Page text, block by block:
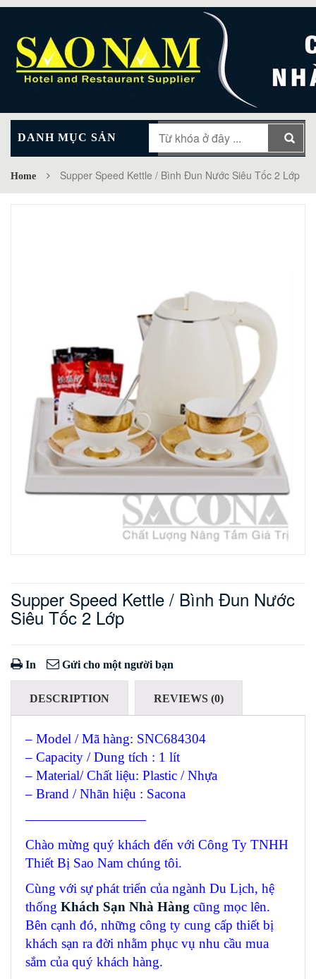
DANH MỤC SẢN
PHẨM
MAIN MENU
Home Supper Speed Kettle / Bình Đun Nước Siêu Tốc 2 Lớp
Supper Speed Kettle / Bình Đun Nước
Siêu Tốc 2 Lớp
In Gửi cho một người bạn
DESCRIPTION REVIEWS (0)
– Model / Mã hàng: SNC684304
– Capacity / Dung tích : 1 lít
– Material/ Chất liệu: Plastic / Nhựa
– Brand / Nhãn hiệu : Sacona
—————————
Chào mừng quý khách đến với Công Ty TNHH
Thiết Bị Sao Nam chúng tôi.
Cùng với sự phát triển của ngành Du Lịch, hệ
thống Khách Sạn Nhà Hàng cũng mọc lên.
Bên cạnh đó, những công ty cung cấp thiết bị
khách sạn ra đời nhằm phục vụ nhu cầu mua
sắm của quý khách hàng.